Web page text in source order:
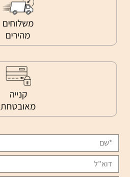
משלוחים
מהירים
קנייה
מאובטחת